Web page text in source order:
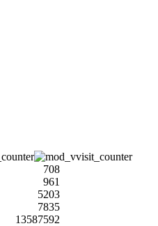
708
961
5203
7835
13587592